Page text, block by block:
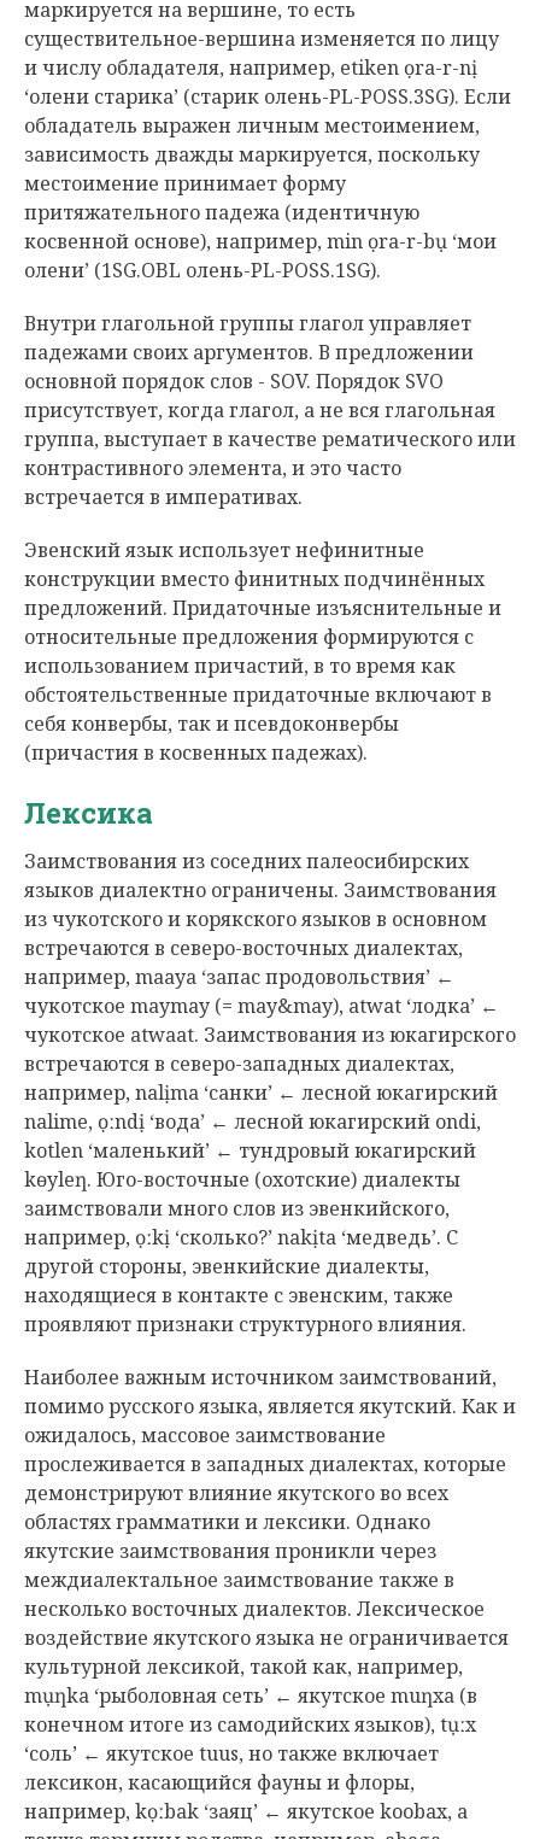
маркируется на вершине, то есть
существительное-вершина изменяется по лицу
и числу обладателя, например, etiken ọra-r-nị
‘олени старика’ (старик олень-PL-POSS.3SG). Если
обладатель выражен личным местоимением,
зависимость дважды маркируется, поскольку
местоимение принимает форму
притяжательного падежа (идентичную
косвенной основе), например, min ọra-r-bụ ‘мои
олени’ (1SG.OBL олень-PL-POSS.1SG).
Внутри глагольной группы глагол управляет
падежами своих аргументов. В предложении
основной порядок слов - SOV. Порядок SVO
присутствует, когда глагол, а не вся глагольная
группа, выступает в качестве рематического или
контрастивного элемента, и это часто
встречается в императивах.
Эвенский язык использует нефинитные
конструкции вместо финитных подчинённых
предложений. Придаточные изъяснительные и
относительные предложения формируются с
использованием причастий, в то время как
обстоятельственные придаточные включают в
себя конвербы, так и псевдоконвербы
(причастия в косвенных падежах).
Лексика
Заимствования из соседних палеосибирских
языков диалектно ограничены. Заимствования
из чукотского и корякского языков в основном
встречаются в северо-восточных диалектах,
например, maaya ‘запас продовольствия’ ←
чукотское maymay (= may&may), atwat ‘лодка’ ←
чукотское atwaat. Заимствования из юкагирского
встречаются в северо-западных диалектах,
например, nalịma ‘санки’ ← лесной юкагирский
nalime, ọːndị ‘вода’ ← лесной юкагирский ondi,
kotlen ‘маленький’ ← тундровый юкагирский
kɵyleƞ. Юго-восточные (охотские) диалекты
заимствовали много слов из эвенкийского,
например, ọːkị ‘сколько?’ nakịta ‘медведь’. С
другой стороны, эвенкийские диалекты,
находящиеся в контакте с эвенским, также
проявляют признаки структурного влияния.
Наиболее важным источником заимствований,
помимо русского языка, является якутский. Как и
ожидалось, массовое заимствование
прослеживается в западных диалектах, которые
демонстрируют влияние якутского во всех
областях грамматики и лексики. Однако
якутские заимствования проникли через
междиалектальное заимствование также в
несколько восточных диалектов. Лексическое
воздействие якутского языка не ограничивается
культурной лексикой, такой как, например,
mụƞka ‘рыболовная сеть’ ← якутское muƞxa (в
конечном итоге из самодийских языков), tụːx
‘соль’ ← якутское tuus, но также включает
лексикон, касающийся фауны и флоры,
например, kọːbak ‘заяц’ ← якутское koobax, а